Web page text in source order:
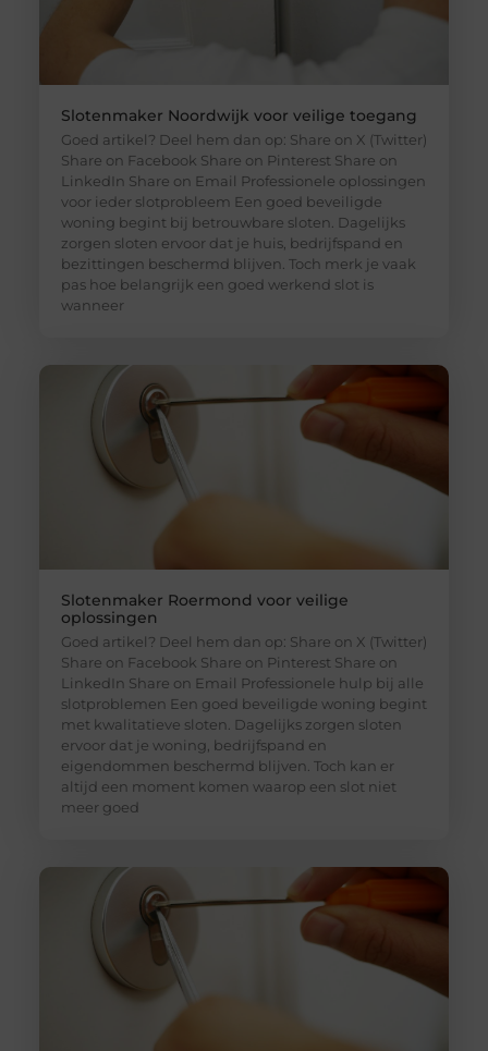
Slotenmaker Noordwijk voor veilige toegang
Goed artikel? Deel hem dan op: Share on X (Twitter)
Share on Facebook Share on Pinterest Share on
LinkedIn Share on Email Professionele oplossingen
voor ieder slotprobleem Een goed beveiligde
woning begint bij betrouwbare sloten. Dagelijks
zorgen sloten ervoor dat je huis, bedrijfspand en
bezittingen beschermd blijven. Toch merk je vaak
pas hoe belangrijk een goed werkend slot is
wanneer
Slotenmaker Roermond voor veilige
oplossingen
Goed artikel? Deel hem dan op: Share on X (Twitter)
Share on Facebook Share on Pinterest Share on
LinkedIn Share on Email Professionele hulp bij alle
slotproblemen Een goed beveiligde woning begint
met kwalitatieve sloten. Dagelijks zorgen sloten
ervoor dat je woning, bedrijfspand en
eigendommen beschermd blijven. Toch kan er
altijd een moment komen waarop een slot niet
meer goed